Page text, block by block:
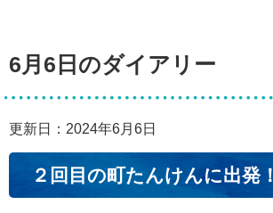
6月6日のダイアリー
更新日：2024年6月6日
２回目の町たんけんに出発！